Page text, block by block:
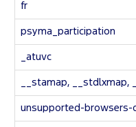
fr
psyma_participation
_atuvc
__stamap, __stdlxmap,
unsupported-browsers-